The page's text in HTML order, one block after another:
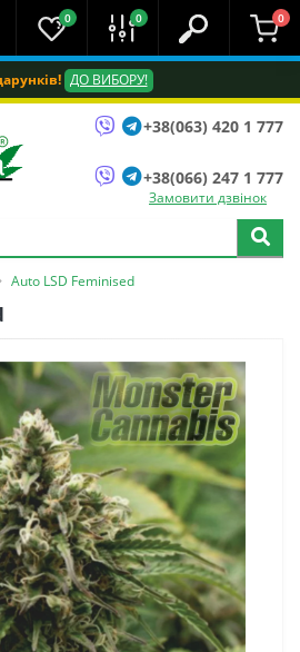
ДО ВИБОРУ!
0 0 0
+38(063) 420 1 777
+38(066) 247 1 777
Замовити дзвінок
Auto LSD Feminised